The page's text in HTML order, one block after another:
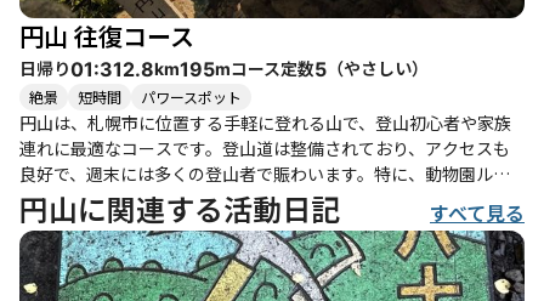
の美味しいグルメを堪能することも忘れずに。ジンギスカンやラ
ーメンなど、北海道ならではの味を楽しむことができます。 円山
は、自然を感じながらリフレッシュできる場所であり、家族連れ
や友人同士での登山にもおすすめです。季節ごとに異なる表情を
見せるこの山で、特別な体験をしてみてはいかがでしょうか。
円山 往復コース
日帰り01:312.8km195mコース定数5 （やさしい）
絶景 短時間 パワースポット
円山は、札幌市に位置する手軽に登れる山で、登山初心者や家族
連れに最適なコースです。登山道は整備されており、アクセスも
良好で、週末には多くの登山者で賑わいます。特に、動物園ルー
トは平坦で歩きやすく、子供連れでも安心して楽しめます。 登山
者たちの体験からは、円山の魅力が伝わってきます。例えば、あ
る登山者は「都会の街並みを見下ろすって新鮮」と感じ、また別
の方は「雪山デビューにはちょうど良い」とその易しさを評価し
円山に関連する活動日記 すべて見る